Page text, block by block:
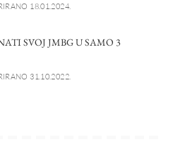
18.01.2024.
SVOJ JMBG U SAMO 3
31.10.2022.